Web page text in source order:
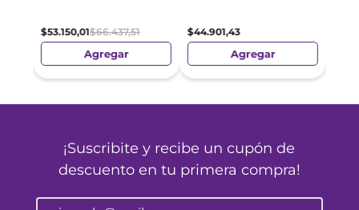
$53.150,01$66.437,51
Agregar
$44.901,43
Agregar
¡Suscribite y recibe un cupón de
descuento en tu primera compra!